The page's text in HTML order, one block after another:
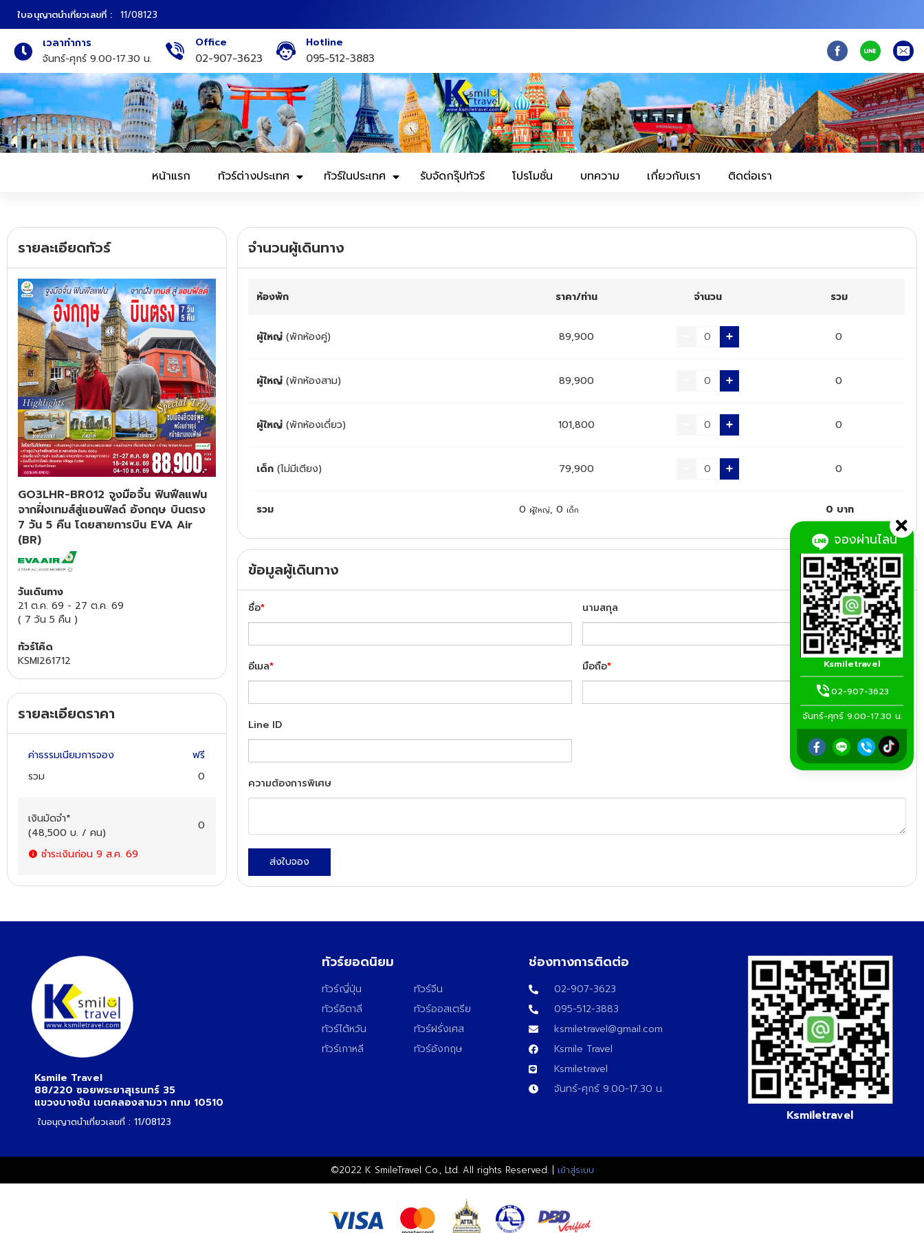
ใบอนุญาตนำเที่ยวเลขที่ : 11/08123
เวลาทำการ
จันทร์-ศุกร์ 9.00-17.30 น.
Office
02-907-3623
Hotline
095-512-3883
หน้าแรก ทัวร์ต่างประเทศ ทัวร์ในประเทศ รับจัดกรุ๊ปทัวร์ โปรโมชั่น บทความ เกี่ยวกับเรา ติดต่อเรา
รายละเอียดทัวร์
GO3LHR-BR012 จูงมือจิ้น ฟินฟีลแฟน
จากฝั่งเทมส์สู่แอนฟิลด์ อังกฤษ บินตรง
7 วัน 5 คืน โดยสายการบิน EVA Air
(BR)
วันเดินทาง
21 ต.ค. 69 - 27 ต.ค. 69
( 7 วัน 5 คืน )
ทัวร์โค๊ด
KSMI261712
รายละเอียดราคา
ค่าธรรมเนียมการจอง
ฟรี
รวม
0
เงินมัดจำ*
(48,500 บ. / คน)
0
ชำระเงินก่อน 9 ส.ค. 69
จำนวนผู้เดินทาง
ห้องพัก ราคา/ท่าน จำนวน รวม
ผู้ใหญ่ (พักห้องคู่) 89,900 0
ผู้ใหญ่ (พักห้องสาม) 89,900 0
ผู้ใหญ่ (พักห้องเดี่ยว) 101,800 0
เด็ก (ไม่มีเตียง) 79,900 0
รวม 0 ผู้ใหญ่, 0 เด็ก 0 บาท
ข้อมูลผู้เดินทาง
ชื่อ* นามสกุล
อีเมล* มือถือ*
Line ID
ความต้องการพิเศษ
ส่งใบจอง
จองผ่านไลน์
Ksmiletravel
02-907-3623
จันทร์-ศุกร์ 9.00-17.30 น.
Ksmile Travel
88/220 ซอยพระยาสุเรนทร์ 35
แขวงบางชัน เขตคลองสามวา กทม 10510
ใบอนุญาตนำเที่ยวเลขที่ : 11/08123
ทัวร์ยอดนิยม
ทัวร์ญี่ปุ่น
ทัวร์อิตาลี
ทัวร์ไต้หวัน
ทัวร์เกาหลี
ทัวร์จีน
ทัวร์ออสเตรีย
ทัวร์ฝรั่งเศส
ทัวร์อังกฤษ
ช่องทางการติดต่อ
02-907-3623
095-512-3883
ksmiletravel@gmail.com
Ksmile Travel
Ksmiletravel
จันทร์-ศุกร์ 9.00-17.30 น.
Ksmiletravel
©2022 K SmileTravel Co., Ltd. All rights Reserved. | เข้าสู่ระบบ
ทัวร์ญี่ปุ่น
ทัวร์เกาหลี
ทัวร์ยุโรป
ทัวร์สแกนดิเนเวีย
ทัวร์ฮ่องกง
ทัวร์ตุรเคีย
ทัวร์สวิตเซอร์แลนด์
ทัวร์พม่า
ทัวร์ลาว
ทัวร์มัลดีฟส์
ทัวร์เวียดนาม
ทัวร์อียิปต์
ทัวร์จอร์เจีย
ทัวร์บาหลี
ทัวร์นิวซีแลนด์
ทัวร์ออสเตรเลีย
ภาคเหนือ
ภาคกลาง
ภาคอีสาน
ภาคตะวันตก